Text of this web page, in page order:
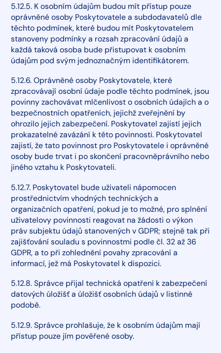
5.12.5. K osobním údajům budou mít přístup pouze
oprávněné osoby Poskytovatele a subdodavatelů dle
těchto podmínek, které budou mít Poskytovatelem
stanoveny podmínky a rozsah zpracování údajů a
každá taková osoba bude přistupovat k osobním
údajům pod svým jednoznačným identifikátorem.
5.12.6. Oprávněné osoby Poskytovatele, které
zpracovávají osobní údaje podle těchto podmínek, jsou
povinny zachovávat mlčenlivost o osobních údajích a o
bezpečnostních opatřeních, jejichž zveřejnění by
ohrozilo jejich zabezpečení. Poskytovatel zajistí jejich
prokazatelné zavázání k této povinnosti. Poskytovatel
zajistí, že tato povinnost pro Poskytovatele i oprávněné
osoby bude trvat i po skončení pracovněprávního nebo
jiného vztahu k Poskytovateli.
5.12.7. Poskytovatel bude uživateli nápomocen
prostřednictvím vhodných technických a
organizačních opatření, pokud je to možné, pro splnění
uživatelovy povinnosti reagovat na žádosti o výkon
práv subjektu údajů stanovených v GDPR; stejně tak při
zajišťování souladu s povinnostmi podle čl. 32 až 36
GDPR, a to při zohlednění povahy zpracování a
informací, jež má Poskytovatel k dispozici.
5.12.8. Správce přijal technická opatření k zabezpečení
datových úložišť a úložišť osobních údajů v listinné
podobě.
5.12.9. Správce prohlašuje, že k osobním údajům mají
přístup pouze jím pověřené osoby.